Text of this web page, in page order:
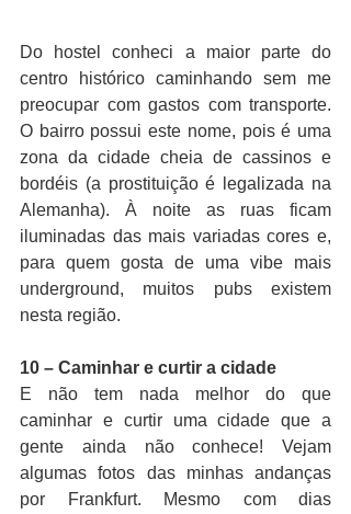
Do hostel conheci a maior parte do
centro histórico caminhando sem me
preocupar com gastos com transporte.
O bairro possui este nome, pois é uma
zona da cidade cheia de cassinos e
bordéis (a prostituição é legalizada na
Alemanha). À noite as ruas ficam
iluminadas das mais variadas cores e,
para quem gosta de uma vibe mais
underground, muitos pubs existem
nesta região.
10 – Caminhar e curtir a cidade
E não tem nada melhor do que
caminhar e curtir uma cidade que a
gente ainda não conhece! Vejam
algumas fotos das minhas andanças
por Frankfurt. Mesmo com dias